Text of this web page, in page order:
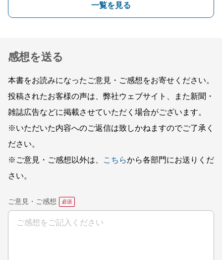
一覧を見る
感想を送る
本書をお読みになったご意見・ご感想をお寄せください。
投稿されたお客様の声は、弊社ウェブサイト、また新聞・
雑誌広告などに掲載させていただく場合がございます。
※いただいた内容へのご返信は致しかねますのでご了承く
ださい。
※ご意見・ご感想以外は、
こちらから各部門にお送りくだ
さい。
ご意見・ご感想